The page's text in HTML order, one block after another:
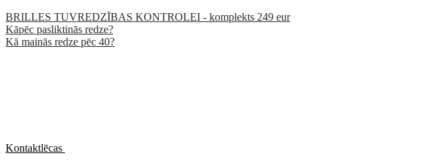
BRILLES TUVREDZĪBAS KONTROLEI - komplekts 249 eur
Kāpēc pasliktinās redze?
Kā mainās redze pēc 40?
Kontaktlēcas